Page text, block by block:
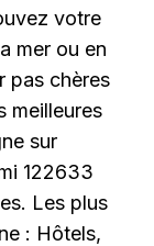
votre
mer ou en
pas chères
meilleures
sur
122633
Les plus
: Hôtels,